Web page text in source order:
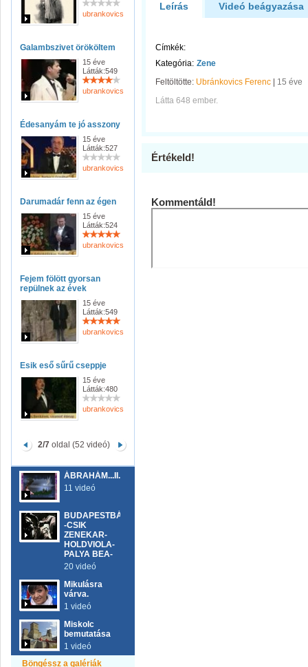
ubrankovicsferenc
Galambszivet örököltem
15 éve
Látták:549
ubrankovicsferenc
Édesanyám te jó asszony
15 éve
Látták:527
ubrankovicsferenc
Darumadár fenn az égen
15 éve
Látták:524
ubrankovicsferenc
Fejem fölött gyorsan
repülnek az évek
15 éve
Látták:549
ubrankovicsferenc
Esik eső sűrű cseppje
15 éve
Látták:480
ubrankovicsferenc
2/7oldal (52 videó)
ÁBRAHÁM...II...BOROSS
11 videó
BUDAPESTBÁR
-CSIK
ZENEKAR-
HOLDVIOLA-
PALYA BEA-
20 videó
Mikulásra
várva.
1 videó
Miskolc
bemutatása
1 videó
Böngéssz a galériák
Leírás Videó beágyazása
Címkék:
Kategória: Zene
Feltöltötte: Ubránkovics Ferenc
15 éve
Látta 648 ember.
Értékeld!
Kommentáld!